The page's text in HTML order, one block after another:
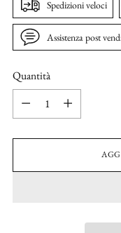
Spedizioni veloci
Assistenza post
Quantità
Quantità